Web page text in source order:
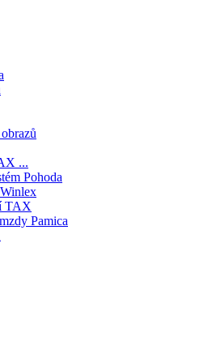
...
Pohoda
TAX
Pamica